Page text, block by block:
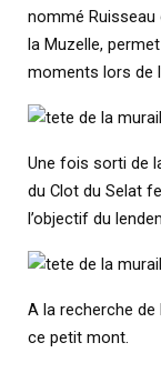
nommé Ruisseau
la Muzelle,
moments lors de
Une fois sorti de
du Clot du Selat
l’objectif du
A la recherche
ce petit mont.